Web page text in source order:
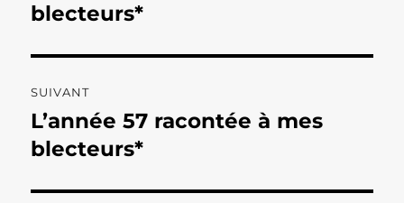
l’article
précédente :
blecteurs*
SUIVANT
Publication
suivante :
L’année 57 racontée à mes
blecteurs*